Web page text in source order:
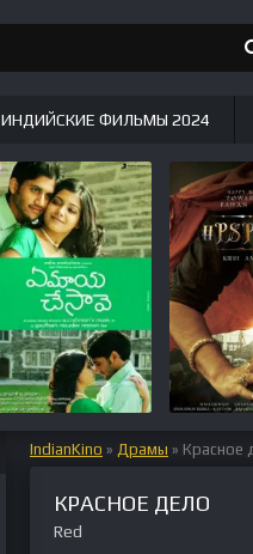
IndianKino » Драмы » Красное
КРАСНОЕ ДЕЛО
Red
ИНДИЙСКИЕ ФИЛЬМЫ 2024